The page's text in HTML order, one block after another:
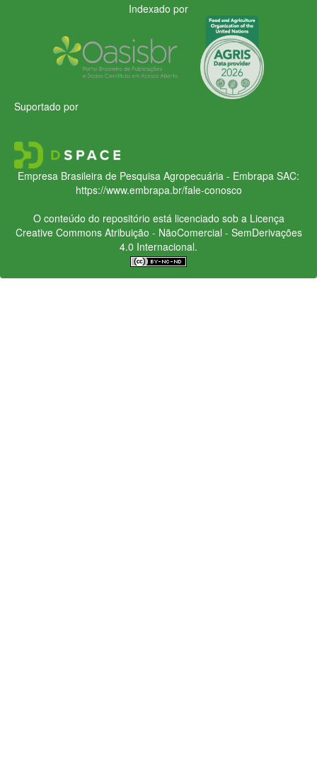
Indexado por
Suportado por
Empresa Brasileira de Pesquisa Agropecuária - Embrapa SAC:
https://www.embrapa.br/fale-conosco
O conteúdo do repositório está licenciado sob a Licença
Creative CommonsAtribuição - NãoComercial - SemDerivações
4.0 Internacional.